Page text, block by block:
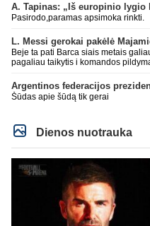
Pasirodo,paramas apsimoka rinkti.
Beje ta pati Barca siais metais
pagaliau taikytis i komandos
Šūdas apie šūdą tik gerai
Dienos nuotrauka